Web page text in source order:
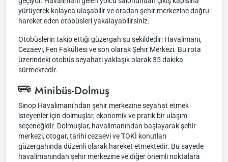
yürüyerek kolayca ulaşabilir ve oradan şehir merkezine doğru
hareket eden otobüsleri yakalayabilirsiniz.
Otobüslerin takip ettiği güzergah şu şekildedir: Havalimanı,
Cezaevi, Fen Fakültesi ve son olarak Şehir Merkezi. Bu rota
üzerindeki otobüs seyahati yaklaşık olarak 35 dakika
sürmektedir.
Minibüs-Dolmuş
Sinop Havalimanı'ndan şehir merkezine seyahat etmek
isteyenler için dolmuşlar, ekonomik ve pratik bir ulaşım
seçeneğidir. Dolmuşlar, havalimanından başlayarak şehir
merkezi, otogar, tarihi cezaevi ve TOKİ konutları
güzergahında düzenli olarak hareket etmektedir. Bu sayede
havalimanından şehir merkezine ve diğer önemli noktalara